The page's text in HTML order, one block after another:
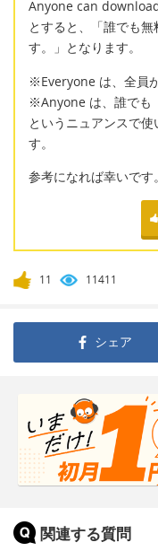
Anyone can
とすると、「誰でも
す。」となります。
※Everyone は、全員
※Anyone は、誰でも
というニュアンスで
す。
参考になれば幸いです。
11 11411
シェア
関連する質問